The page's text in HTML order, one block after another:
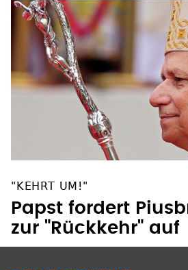
"KEHRT UM!"
Papst fordert
zur "Rückkehr" auf